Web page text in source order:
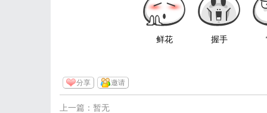
鲜花 握手
分享 邀请
上一篇：暂无